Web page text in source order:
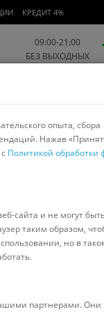
КРЕДИТ 4%
09:00-21:00
БЕЗ ВЫХОДНЫХ
Красота и
спорт
опыта, сбора
Нажав
Политикой обработки
сайта и не могут
таким образом,
но в
партнерами. Они